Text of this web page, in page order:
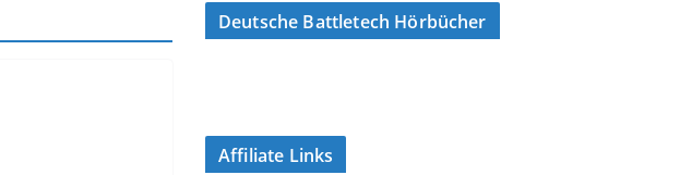
Deutsche Battletech Hörbücher
Affiliate Links